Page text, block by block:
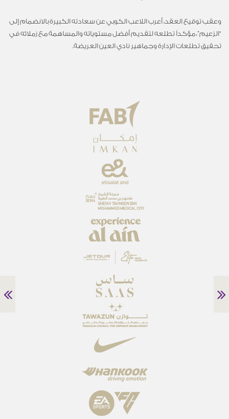
وعقب توقيع العقد، أعرب اللاعب الكوبي عن سعادته الكبيرة بالانضمام إلى
“الزعيم”، مؤكداً تطلعه لتقديم أفضل مستوياته والمساهمة مع زملائه في
تحقيق تطلعات الإدارة وجماهير نادي العين العريضة.